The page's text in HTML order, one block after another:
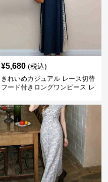
¥5,680 (税込)
きれいめカジュアル レース切替
フード付きロングワンピース レ
大人ナチュラル 夏コーデ